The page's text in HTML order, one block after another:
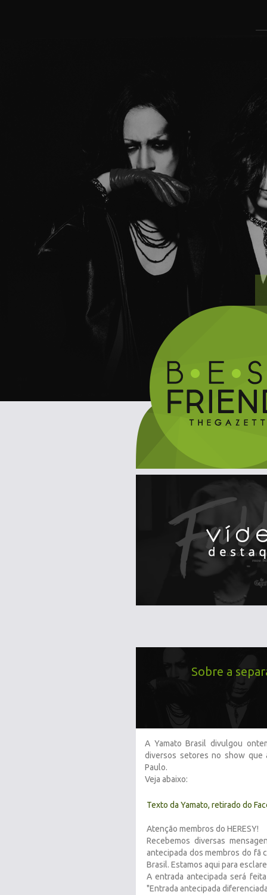
Sobre a
A Yamato Brasil divulgou
diversos setores no show que
Paulo.
Veja abaixo:
Texto da Yamato, retirado do
Atenção membros do HERESY!
Recebemos diversas
antecipada dos membros do fã
Brasil. Estamos aqui para
A entrada antecipada será
"Entrada antecipada